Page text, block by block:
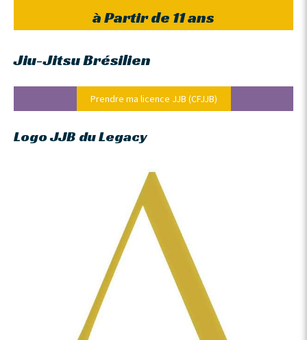
à Partir de 11 ans
Jiu-Jitsu Brésilien
Prendre ma licence JJB (CFJJB)
Logo JJB du Legacy